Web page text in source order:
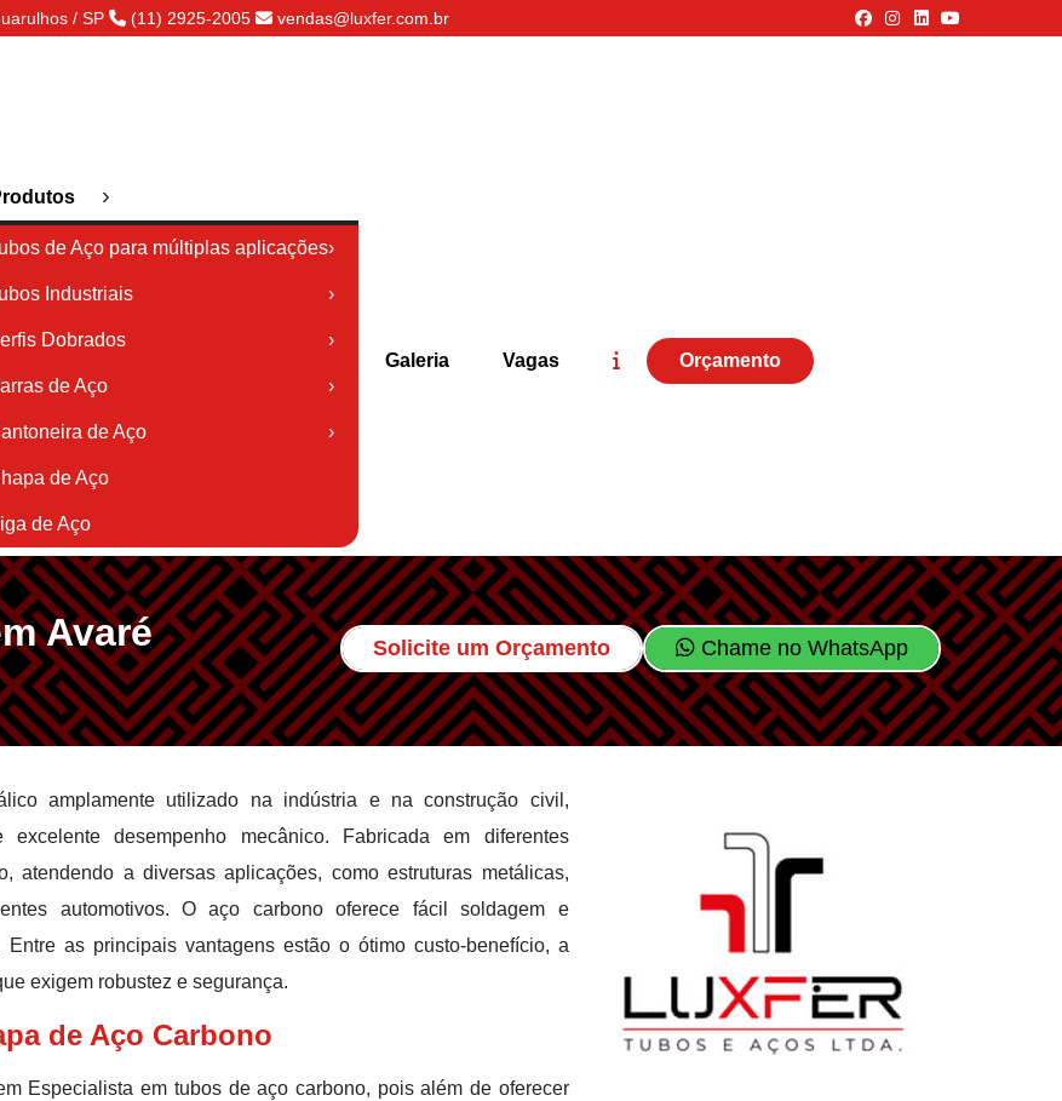
/ SP (11) 2925-2005 vendas@luxfer.com.br
›
de Aço para múltiplas aplicações›
Industriais ›
Dobrados ›
de Aço ›
de Aço ›
de Aço
de Aço
Galeria Vagas Orçamento
Avaré Solicite um Orçamento Chame no WhatsApp
amplamente utilizado na indústria e na construção civil,
desempenho mecânico. Fabricada em diferentes
a diversas aplicações, como estruturas metálicas,
automotivos. O aço carbono oferece fácil soldagem e
as principais vantagens estão o ótimo custo-benefício, a
exigem robustez e segurança.
de Aço Carbono
Especialista em tubos de aço carbono, pois além de oferecer